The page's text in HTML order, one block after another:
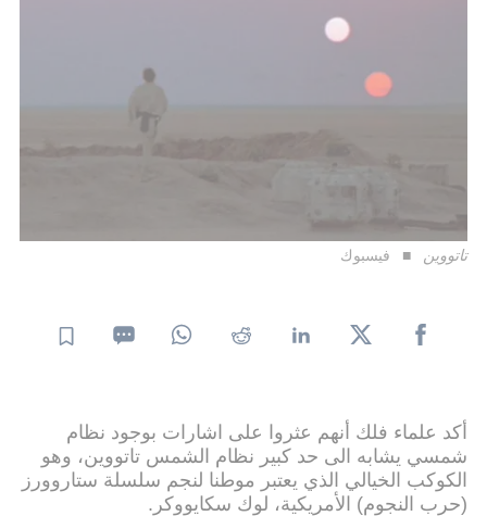
تاتووين فيسبوك
أكد علماء فلك أنهم عثروا على اشارات بوجود نظام
شمسي يشابه الى حد كبير نظام الشمس تاتووين، وهو
الكوكب الخيالي الذي يعتبر موطنا لنجم سلسلة ستاروورز
(حرب النجوم) الأمريكية، لوك سكايووكر.